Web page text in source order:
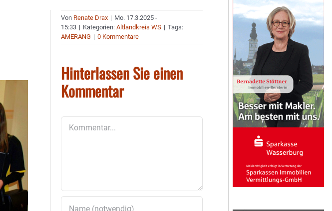
Von Renate Drax | Mo. 17.3.2025 -
15:33 | Kategorien:Altlandkreis WS | Tags:
AMERANG | 0 Kommentare
Hinterlassen Sie einen
Kommentar